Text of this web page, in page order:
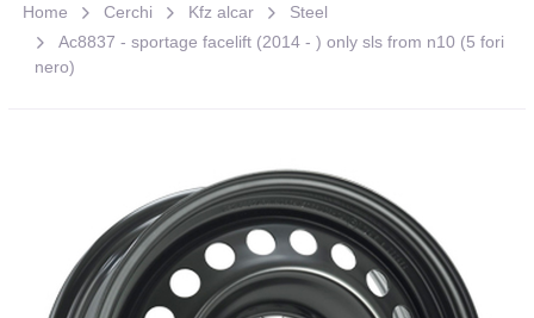
Home Cerchi Kfz alcar
Steel
Ac8837 - sportage facelift (2014 - ) only sls from n10 (5 fori
nero)